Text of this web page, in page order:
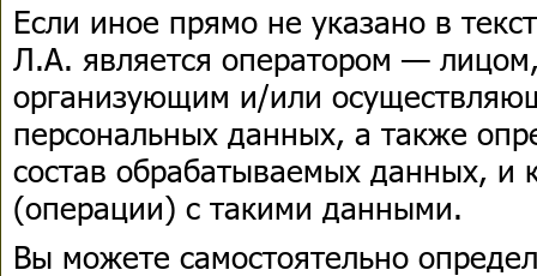
Если иное прямо не указано в
Л.А. является оператором —
организующим и/или
персональных данных, а также
состав обрабатываемых данных, и
(операции) с такими данными.
Вы можете самостоятельно